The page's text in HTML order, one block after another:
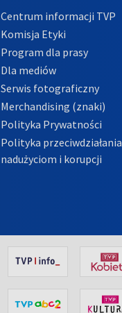
Centrum informacji TVP
Komisja Etyki
Program dla prasy
Dla mediów
Serwis fotograficzny
Merchandising (znaki)
Polityka Prywatności
Polityka przeciwdziałania
nadużyciom i korupcji